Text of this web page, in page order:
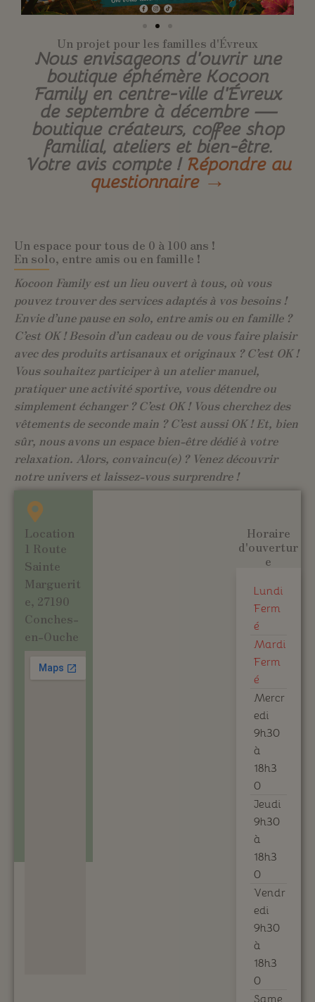
Un projet pour les familles d'Évreux
Nous envisageons d’ouvrir une
boutique éphémère Kocoon
Family en centre-ville d’Évreux
de septembre à décembre —
boutique créateurs, coffee shop
familial, ateliers et bien-être.
Votre avis compte !Répondre au
questionnaire →
Un espace pour tous de 0 à 100 ans !
En solo, entre amis ou en famille !
Kocoon Family est un lieu ouvert à tous, où vous
pouvez trouver des services adaptés à vos besoins !
Envie d’une pause en solo, entre amis ou en famille ?
C’est OK ! Besoin d’un cadeau ou de vous faire plaisir
avec des produits artisanaux et originaux ? C’est OK !
Vous souhaitez participer à un atelier manuel,
pratiquer une activité sportive, vous détendre ou
simplement échanger ? C’est OK ! Vous cherchez des
vêtements de seconde main ? C’est aussi OK ! Et, bien
sûr, nous avons un espace bien-être dédié à votre
relaxation. Alors, convaincu(e) ? Venez découvrir
notre univers et laissez-vous surprendre !
Location
1 Route
Sainte
Marguerit
e, 27190
Conches-
en-Ouche
Horaire
d'ouvertur
e
Lundi
Ferm
é
Mardi
Ferm
é
Mercr
edi
9h30
à
18h3
0
Jeudi
9h30
à
18h3
0
Vendr
edi
9h30
à
18h3
0